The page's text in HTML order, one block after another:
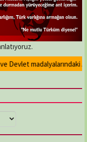
madalyalarındaki